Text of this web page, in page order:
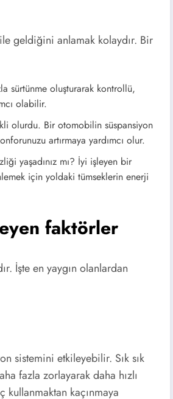
geldiğini anlamak kolaydır. Bir
sürtünme oluşturarak kontrollü,
olabilir.
olurdu. Bir otomobilin süspansiyon
artırmaya yardımcı olur.
yaşadınız mı? İyi işleyen bir
için yoldaki tümseklerin enerji
faktörler
İşte en yaygın olanlardan
sistemini etkileyebilir. Sık sık
fazla zorlayarak daha hızlı
kaçınmaya